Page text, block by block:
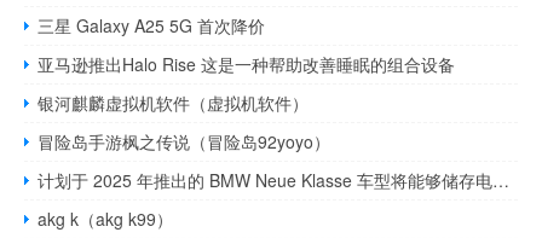
三星 Galaxy A25 5G 首次降价
亚马逊推出Halo Rise 这是一种帮助改善睡眠的组合设备
银河麒麟虚拟机软件（虚拟机软件）
冒险岛手游枫之传说（冒险岛92yoyo）
计划于 2025 年推出的 BMW Neue Klasse 车型将能够储存电力并充当插座
akg k（akg k99）